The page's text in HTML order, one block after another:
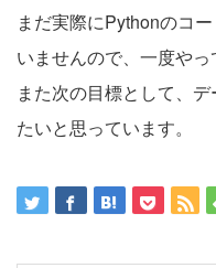
まだ実際にPythonのコ
いませんので、一度やっ
また次の目標として、
たいと思っています。